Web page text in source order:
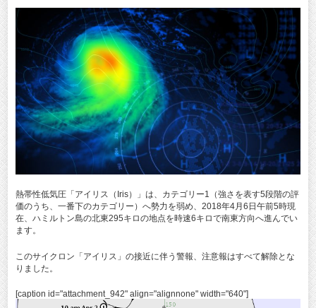
熱帯性低気圧「アイリス（Iris）」は、カテゴリー1（強さを表す5段階の評
価のうち、一番下のカテゴリー）へ勢力を弱め、2018年4月6日午前5時現
在、ハミルトン島の北東295キロの地点を時速6キロで南東方向へ進んでい
ます。
このサイクロン「アイリス」の接近に伴う警報、注意報はすべて解除とな
りました。
[caption id="attachment_942" align="alignnone" width="640"]